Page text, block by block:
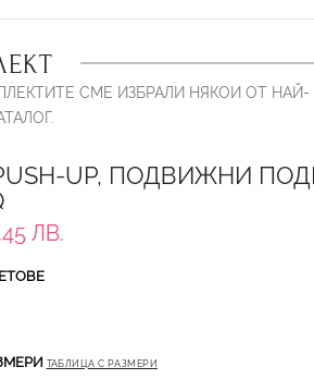
СМЕ ИЗБРАЛИ НЯКОИ ОТ НАЙ-
UP, ПОДВИЖНИ
ЛВ.
ТАБЛИЦА С РАЗМЕРИ